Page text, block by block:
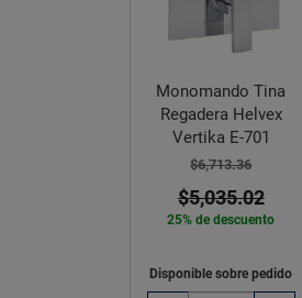
Monomando Tina
Regadera Helvex
Vertika E-701
$6,713.36
$5,035.02
25% de descuento
Disponible sobre pedido